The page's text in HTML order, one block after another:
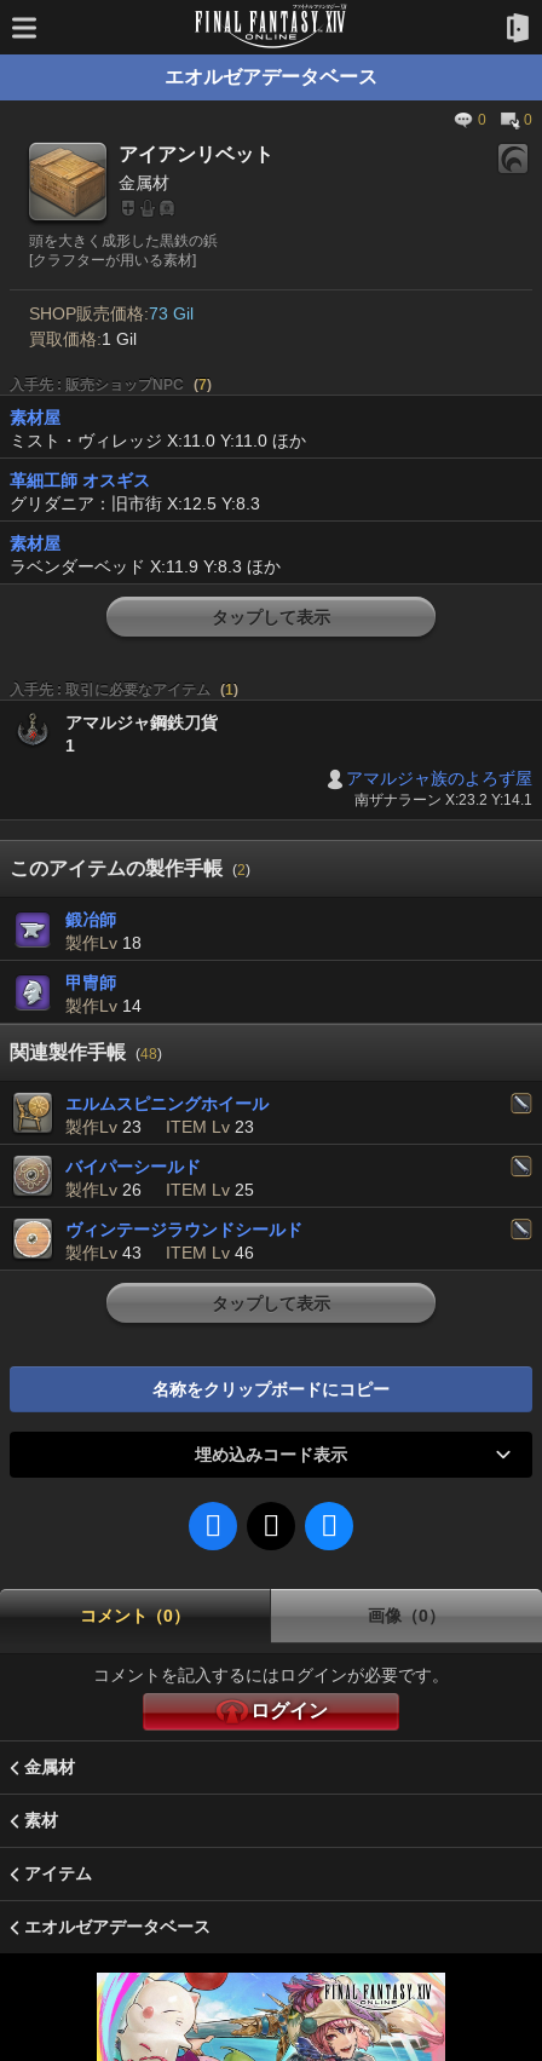
エオルゼアデータベース
0 0
アイアンリベット
金属材
頭を大きく成形した黒鉄の鋲
[クラフターが用いる素材]
SHOP販売価格:73 Gil
買取価格:1 Gil
入手先 : 販売ショップNPC (7)
素材屋
ミスト・ヴィレッジ X:11.0 Y:11.0 ほか
革細工師 オスギス
グリダニア：旧市街 X:12.5 Y:8.3
素材屋
ラベンダーベッド X:11.9 Y:8.3 ほか
タップして表示
入手先 : 取引に必要なアイテム (1)
アマルジャ鋼鉄刀貨
1
アマルジャ族のよろず屋
南ザナラーン X:23.2 Y:14.1
このアイテムの製作手帳 (2)
鍛冶師
製作Lv 18
甲冑師
製作Lv 14
関連製作手帳 (48)
エルムスピニングホイール
製作Lv 23 ITEM Lv 23
バイパーシールド
製作Lv 26 ITEM Lv 25
ヴィンテージラウンドシールド
製作Lv 43 ITEM Lv 46
タップして表示
名称をクリップボードにコピー
埋め込みコード表示
コメント（0） 画像（0）
コメントを記入するにはログインが必要です。
ログイン
金属材
素材
アイテム
エオルゼアデータベース